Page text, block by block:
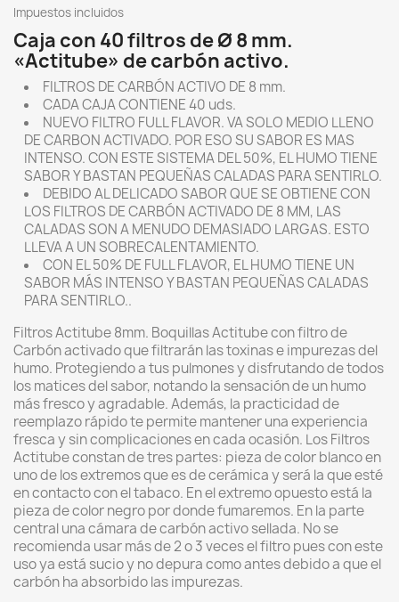
Impuestos incluidos
Caja con 40 filtros de Ø 8 mm.
«Actitube» de carbón activo.
FILTROS DE CARBÓN ACTIVO DE 8 mm.
CADA CAJA CONTIENE 40 uds.
NUEVO FILTRO FULL FLAVOR. VA SOLO MEDIO LLENO
DE CARBON ACTIVADO. POR ESO SU SABOR ES MAS
INTENSO. CON ESTE SISTEMA DEL 50%, EL HUMO TIENE
SABOR Y BASTAN PEQUEÑAS CALADAS PARA SENTIRLO.
DEBIDO AL DELICADO SABOR QUE SE OBTIENE CON
LOS FILTROS DE CARBÓN ACTIVADO DE 8 MM, LAS
CALADAS SON A MENUDO DEMASIADO LARGAS. ESTO
LLEVA A UN SOBRECALENTAMIENTO.
CON EL 50% DE FULL FLAVOR, EL HUMO TIENE UN
SABOR MÁS INTENSO Y BASTAN PEQUEÑAS CALADAS
PARA SENTIRLO..
Filtros Actitube 8mm. Boquillas Actitube con filtro de
Carbón activado que filtrarán las toxinas e impurezas del
humo. Protegiendo a tus pulmones y disfrutando de todos
los matices del sabor, notando la sensación de un humo
más fresco y agradable. Además, la practicidad de
reemplazo rápido te permite mantener una experiencia
fresca y sin complicaciones en cada ocasión. Los Filtros
Actitube constan de tres partes: pieza de color blanco en
uno de los extremos que es de cerámica y será la que esté
en contacto con el tabaco. En el extremo opuesto está la
pieza de color negro por donde fumaremos. En la parte
central una cámara de carbón activo sellada. No se
recomienda usar más de 2 o 3 veces el filtro pues con este
uso ya está sucio y no depura como antes debido a que el
carbón ha absorbido las impurezas.